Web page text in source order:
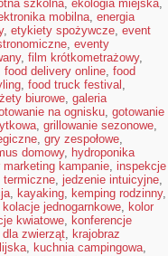
szkolna, ekologia miejska,
mobilna, energia
, etykiety spożywcze, event
, eventy
, film krótkometrażowy,
food delivery online, food
, food truck festival ,
biurowe, galeria
na ognisku, gotowanie
, grillowanie sezonowe,
, gry zespołowe,
domowy, hydroponika
marketing kampanie, inspekcje
termiczne, jedzenie intuicyjne,
, kayaking, kemping rodzinny,
kolacje jednogarnkowe, kolor
kwiatowe, konferencje
zwierząt, krajobraz
, kuchnia campingowa,